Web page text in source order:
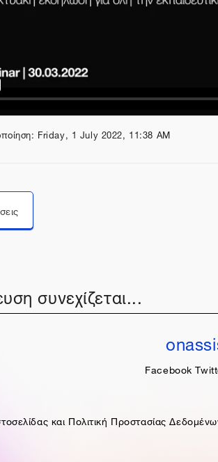
Friday, 1 July 2022, 11:38 AM
συνεχίζεται...
Facebook
και Πολιτική Προστασίας